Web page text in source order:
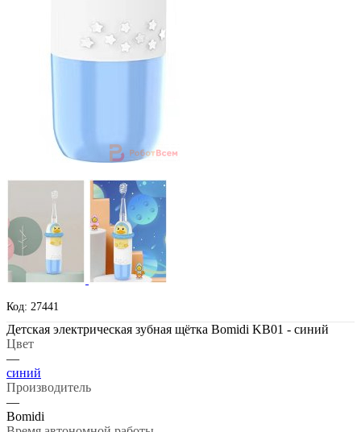
Код: 27441
Детская электрическая зубная щётка Bomidi KB01 - синий
Цвет
—
синий
Производитель
—
Bomidi